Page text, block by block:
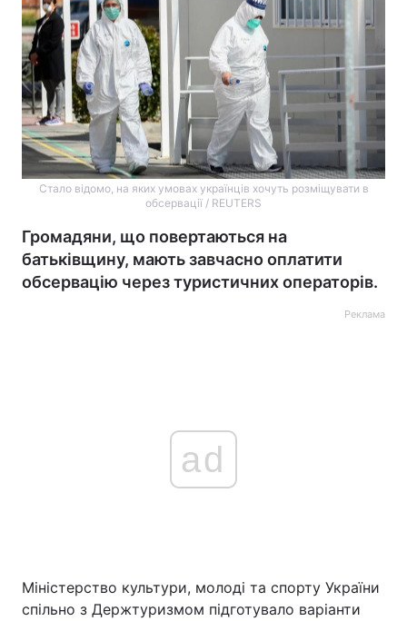
Стало відомо, на яких умовах українців хочуть розміщувати в
обсервації / REUTERS
Громадяни, що повертаються на
батьківщину, мають завчасно оплатити
обсервацію через туристичних операторів.
Реклама
ad
Міністерство культури, молоді та спорту України
спільно з Держтуризмом підготувало варіанти